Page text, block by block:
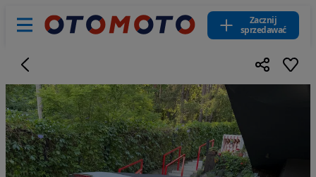
Zacznij
sprzedawać